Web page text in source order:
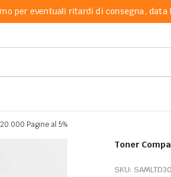
per eventuali ritardi di consegna,
Pagine al 5%
Toner
SKU: